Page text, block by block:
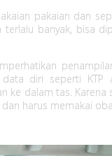
pakaian dan
terlalu banyak, bisa
data diri seperti KTP
ke dalam tas.
dan harus memakai